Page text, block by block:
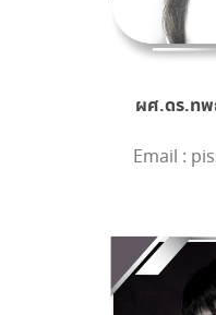
ผศ.ดร.ท
Email :